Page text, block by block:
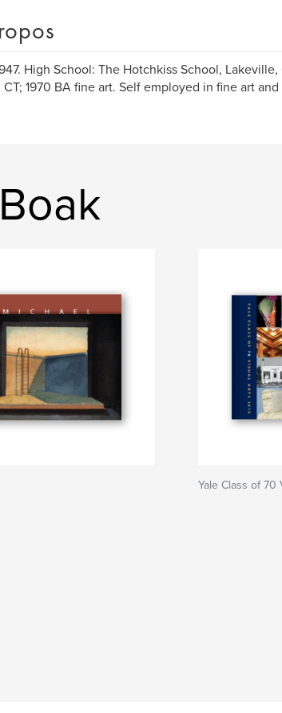
High School: The Hotchkiss School,
CT; 1970 BA fine art. Self employed in fine art
Yale Class of 70